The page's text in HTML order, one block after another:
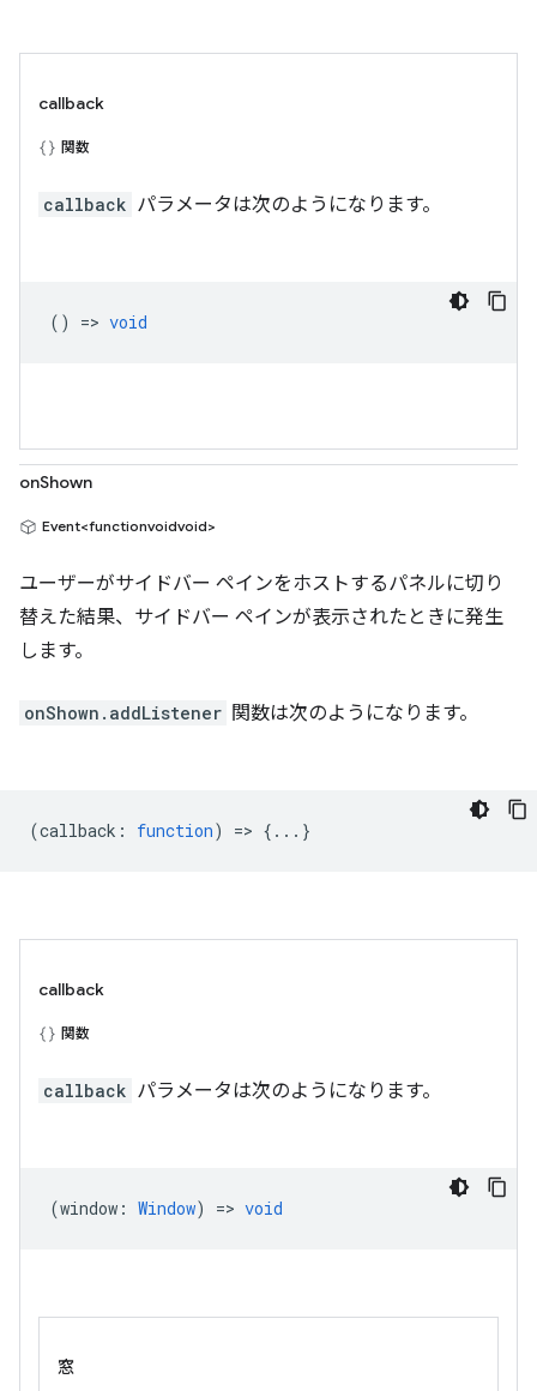
callback
関数
callback パラメータは次のようになります。
() => void
onShown
Event<functionvoidvoid>
ユーザーがサイドバー ペインをホストするパネルに切り
替えた結果、サイドバー ペインが表示されたときに発生
します。
onShown.addListener 関数は次のようになります。
(callback : function) => {...}
callback
関数
callback パラメータは次のようになります。
(window : Window) => void
窓